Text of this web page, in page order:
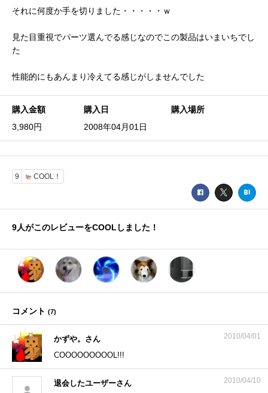
それに何度か手を切りました・・・・・ｗ
見た目重視でパーツ選んでる感じなのでこの製品はいまいちでし
た
性能的にもあんまり冷えてる感じがしませんでした
購入金額
3,980円
購入日
2008年04月01日
購入場所
9 COOL！
9人がこのレビューをCOOLしました！
コメント (7)
かずや。さん 2010/04/01
COOOOOOOOOL!!!
退会したユーザーさん 2010/04/10